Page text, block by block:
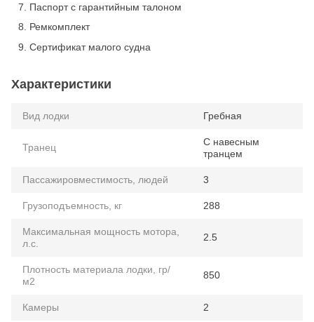
Паспорт с гарантийным талоном
Ремкомплект
Сертификат малого судна
Характеристики
Вид лодки Гребная
Транец
С навесным
транцем
Пассажировместимость, людей 3
Грузоподъемность, кг 288
Максимальная мощность мотора,
л.с.
2.5
Плотность материала лодки, гр/
м2
850
Камеры 2